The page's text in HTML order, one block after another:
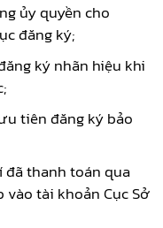
ủy quyền cho
đăng ký;
ký nhãn hiệu khi
tiên đăng ký bảo
đã thanh toán qua
tài khoản Cục Sở